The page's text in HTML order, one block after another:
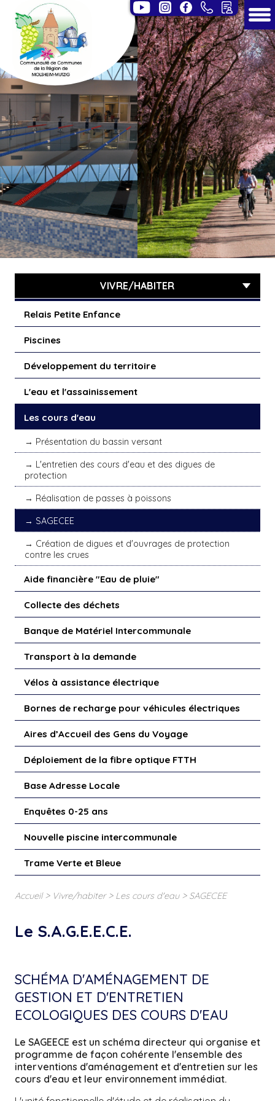
VIVRE/HABITER
Relais Petite Enfance
Piscines
Développement du territoire
L'eau et l'assainissement
Les cours d'eau
Présentation du bassin versant
L'entretien des cours d'eau et des digues de
protection
Réalisation de passes à poissons
SAGECEE
Création de digues et d'ouvrages de protection
contre les crues
Aide financière "Eau de pluie"
Collecte des déchets
Banque de Matériel Intercommunale
Transport à la demande
Vélos à assistance électrique
Bornes de recharge pour véhicules électriques
Aires d’Accueil des Gens du Voyage
Déploiement de la fibre optique FTTH
Base Adresse Locale
Enquêtes 0-25 ans
Nouvelle piscine intercommunale
Trame Verte et Bleue
Accueil> Vivre/habiter> Les cours d'eau> SAGECEE
Le S.A.G.E.E.C.E.
SCHÉMA D'AMÉNAGEMENT DE
GESTION ET D'ENTRETIEN
ECOLOGIQUES DES COURS D'EAU
Le SAGEECE est un schéma directeur qui organise et
programme de façon cohérente l'ensemble des
interventions d'aménagement et d'entretien sur les
cours d'eau et leur environnement immédiat.